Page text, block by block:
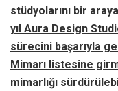
stüdyolarını bir
yıl Aura Design
sürecini başarıyla
Mimarı listesine
mimarlığı